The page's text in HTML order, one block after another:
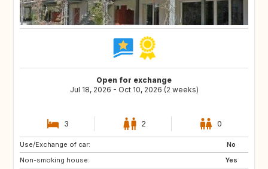
Open for exchange
Jul 18, 2026 - Oct 10, 2026 (2 weeks)
3 2 0
Use/Exchange of car:
No
Non-smoking house:
Yes
FR
BE